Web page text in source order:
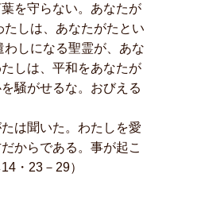
を守らない。あなたが
しは、あなたがたとい
しになる聖霊が、あな
しは、平和をあなたが
騒がせるな。おびえる
は聞いた。わたしを愛
からである。事が起こ
・23－29）